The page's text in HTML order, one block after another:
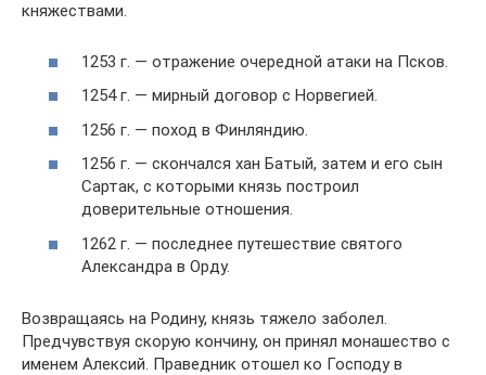
княжествами.
1253 г. — отражение очередной атаки на Псков.
1254 г. — мирный договор с Норвегией.
1256 г. — поход в Финляндию.
1256 г. — скончался хан Батый, затем и его сын
Сартак, с которыми князь построил
доверительные отношения.
1262 г. — последнее путешествие святого
Александра в Орду.
Возвращаясь на Родину, князь тяжело заболел.
Предчувствуя скорую кончину, он принял монашество с
именем Алексий. Праведник отошел ко Господу в